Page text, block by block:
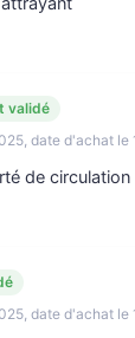
validé
date d'achat le
de circulation
date d'achat le